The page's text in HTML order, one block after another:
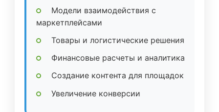
Модели взаимодействия с
маркетплейсами
Товары и логистические решения
Финансовые расчеты и аналитика
Создание контента для площадок
Увеличение конверсии